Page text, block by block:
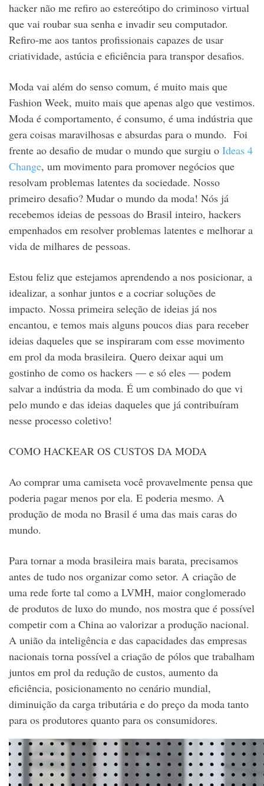
hacker não me refiro ao estereótipo do criminoso virtual
que vai roubar sua senha e invadir seu computador.
Refiro-me aos tantos profissionais capazes de usar
criatividade, astúcia e eficiência para transpor desafios.
Moda vai além do senso comum, é muito mais que
Fashion Week, muito mais que apenas algo que vestimos.
Moda é comportamento, é consumo, é uma indústria que
gera coisas maravilhosas e absurdas para o mundo. Foi
frente ao desafio de mudar o mundo que surgiu o Ideas 4
Change, um movimento para promover negócios que
resolvam problemas latentes da sociedade. Nosso
primeiro desafio? Mudar o mundo da moda! Nós já
recebemos ideias de pessoas do Brasil inteiro, hackers
empenhados em resolver problemas latentes e melhorar a
vida de milhares de pessoas.
Estou feliz que estejamos aprendendo a nos posicionar, a
idealizar, a sonhar juntos e a cocriar soluções de
impacto. Nossa primeira seleção de ideias já nos
encantou, e temos mais alguns poucos dias para receber
ideias daqueles que se inspiraram com esse movimento
em prol da moda brasileira. Quero deixar aqui um
gostinho de como os hackers — e só eles — podem
salvar a indústria da moda. É um combinado do que vi
pelo mundo e das ideias daqueles que já contribuíram
nesse processo coletivo!
COMO HACKEAR OS CUSTOS DA MODA
Ao comprar uma camiseta você provavelmente pensa que
poderia pagar menos por ela. E poderia mesmo. A
produção de moda no Brasil é uma das mais caras do
mundo.
Para tornar a moda brasileira mais barata, precisamos
antes de tudo nos organizar como setor. A criação de
uma rede forte tal como a LVMH, maior conglomerado
de produtos de luxo do mundo, nos mostra que é possível
competir com a China ao valorizar a produção nacional.
A união da inteligência e das capacidades das empresas
nacionais torna possível a criação de pólos que trabalham
juntos em prol da redução de custos, aumento da
eficiência, posicionamento no cenário mundial,
diminuição da carga tributária e do preço da moda tanto
para os produtores quanto para os consumidores.